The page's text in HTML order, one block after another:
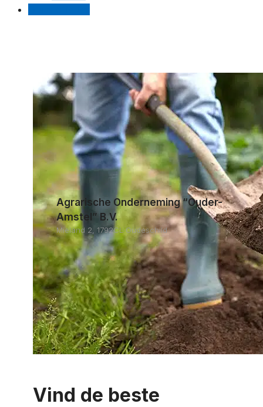
Agrarische Onderneming “Ouder-
Amstel” B.V.
Mieland 2, 1792CL Oudeschild
Vind de beste